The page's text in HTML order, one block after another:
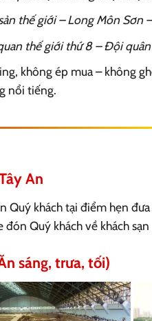
thế giới – Long Môn Sơn
thế giới thứ 8 – Đội
không ép mua – không
nổi tiếng.
An
Quý khách tại điểm hẹn
đón Quý khách về khách
sáng, trưa, tối)